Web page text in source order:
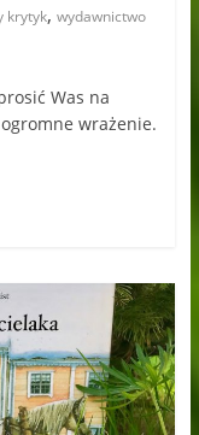
krytyk, wydawnictwo
Was na
wrażenie.